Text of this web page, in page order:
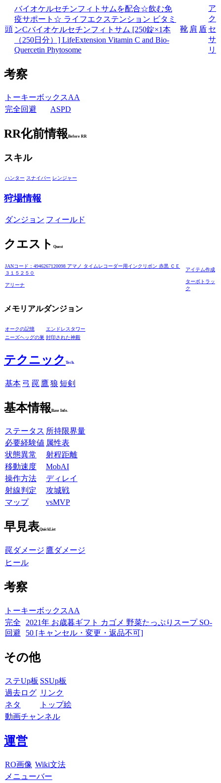
頭
バイオケルセチンフィトサムを配合☆飲む免
疫サポート☆ ライフエクステンション ビタミ
ンCバイオケルセチンフィトサム [250錠×1本
（250日分）] LifeExtension Vitamin C and Bio-
Quercetin Phytosome
靴 肩 盾
ア
ク
セ
サ
リ
考察
トーキーボックスAA
完全回避
ASPD
RR化前情報Before RR
スキル
ハンター スナイパー レンジャー
狩場情報
ダンジョン フィールド
クエスト Quest
JANコード：4946267120098 アマノ タイムレコーダー用インクリボン 赤黒 ＣＥ
３１５２５０
アイテム作成
アリーナ
ターボトラッ
ク
メモリアルダンジョン
オークの記憶
エンドレスタワー
ニーズヘッグの巣 封印された神殿
テクニック Tech.
基本 弓 罠 鷹 狼 短剣
基本情報Base Info.
ステータス 所持限界量
必要経験値 属性表
状態異常
射程距離
移動速度
MobAI
操作方法
ディレイ
射線判定
攻城戦
マップ
vsMVP
早見表QuickList
罠ダメージ 鷹ダメージ
ヒール
考察
トーキーボックスAA
完全
回避
2021年 お歳暮ギフト カゴメ 野菜たっぷりスープ SO-
50 [キャンセル・変更・返品不可]
その他
ステUp板 SSUp板
過去ログ リンク
ネタ
トップ絵
動画チャンネル
運営
RO画像 Wiki文法
メニューバー